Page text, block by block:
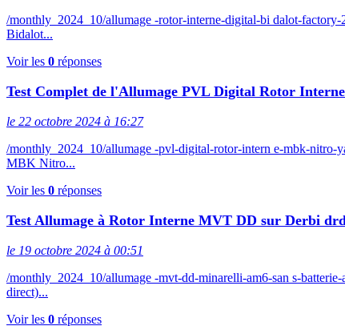
/monthly_2024_10/allumage -rotor-interne-digital-bi dalot-
Bidalot...
Voir les 0 réponses
Test Complet de l'Allumage PVL Digital Rotor
le 22 octobre 2024 à 16:27
/monthly_2024_10/allumage -pvl-digital-rotor-intern e-mbk-nitro-
MBK Nitro...
Voir les 0 réponses
Test Allumage à Rotor Interne MVT DD sur Derbi
le 19 octobre 2024 à 00:51
/monthly_2024_10/allumage -mvt-dd-minarelli-am6-san s-
direct)...
Voir les 0 réponses